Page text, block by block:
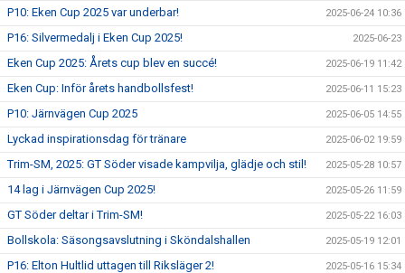
P10: Eken Cup 2025 var underbar! 2025-06-24 10:36
P16: Silvermedalj i Eken Cup 2025! 2025-06-23
Eken Cup 2025: Årets cup blev en succé! 2025-06-19 11:42
Eken Cup: Inför årets handbollsfest! 2025-06-11 15:23
P10: Järnvägen Cup 2025 2025-06-05 14:55
Lyckad inspirationsdag för tränare 2025-06-02 19:59
Trim-SM, 2025: GT Söder visade kampvilja, glädje och stil! 2025-05-28 10:57
14 lag i Järnvägen Cup 2025! 2025-05-26 11:59
GT Söder deltar i Trim-SM! 2025-05-22 16:03
Bollskola: Säsongsavslutning i Sköndalshallen 2025-05-19 12:01
P16: Elton Hultlid uttagen till Riksläger 2! 2025-05-16 15:34